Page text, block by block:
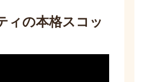
ィの本格スコッ